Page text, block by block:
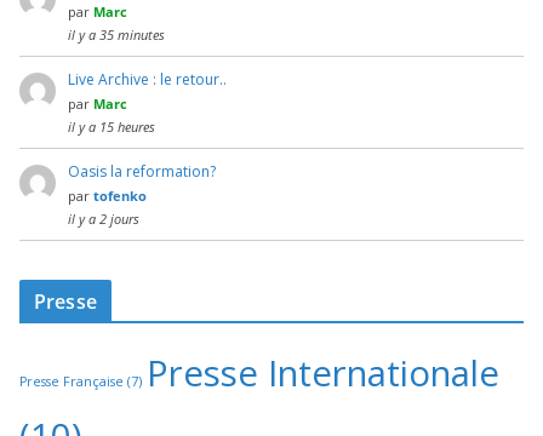
par Marc
il y a 35 minutes
Live Archive : le retour..
par Marc
il y a 15 heures
Oasis la reformation?
par tofenko
il y a 2 jours
Presse
Presse Française (7) Presse Internationale